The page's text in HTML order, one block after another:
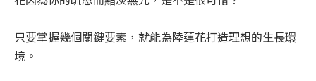
只要掌握幾個關鍵要素，就能為陸蓮花打造理想的生長環
境。